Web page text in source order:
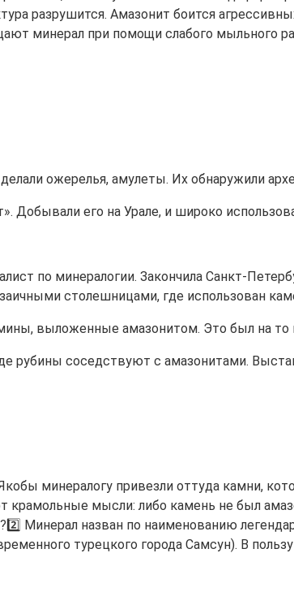
разрушится. Амазонит боится
минерал при помощи слабого мыльного
ожерелья, амулеты. Их обнаружили
Добывали его на Урале, и широко
по минералогии. Закончила Санкт-
столешницами, где использован
выложенные амазонитом. Это был на
рубины соседствуют с амазонитами.
минералогу привезли оттуда камни,
крамольные мысли: либо камень не был
Минерал назван по наименованию
турецкого города Самсун). В